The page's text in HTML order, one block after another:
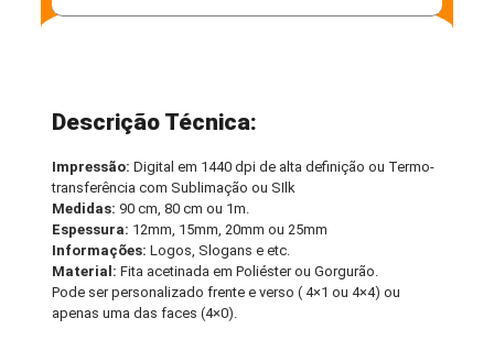
Descrição Técnica:
Impressão: Digital em 1440 dpi de alta definição ou Termo-
transferência com Sublimação ou SIlk
Medidas: 90 cm, 80 cm ou 1m.
Espessura: 12mm, 15mm, 20mm ou 25mm
Informações:Logos, Slogans e etc.
Material: Fita acetinada em Poliéster ou Gorgurão.
Pode ser personalizado frente e verso ( 4×1 ou 4×4) ou
apenas uma das faces (4×0).